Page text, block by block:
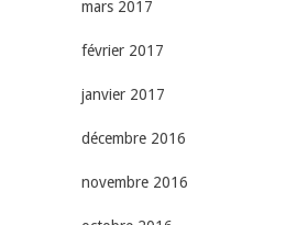
mars 2017
février 2017
janvier 2017
décembre 2016
novembre 2016